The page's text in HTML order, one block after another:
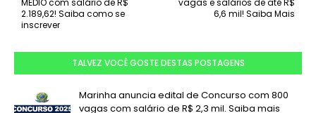
vagas e salários de até R$
6,6 mil! Saiba Mais
MÉDIO com salário de R$
2.189,62! Saiba como se
inscrever
TALVEZ VOCÊ GOSTE DESTAS POSTAGENS
Marinha anuncia edital de Concurso com 800
vagas com salário de R$ 2,3 mil. Saiba mais